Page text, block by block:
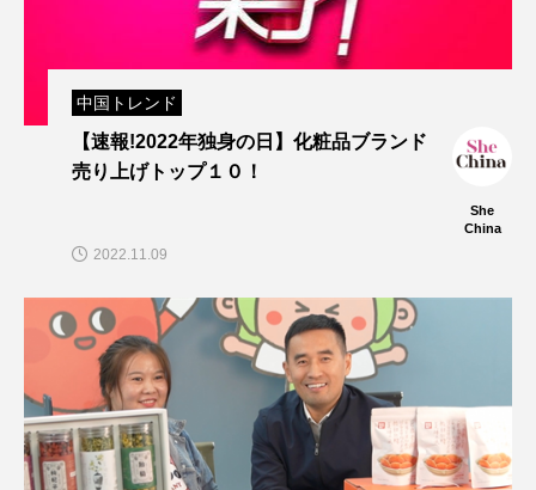
中国トレンド
【速報!2022年独身の日】化粧品ブランド
売り上げトップ１０！
She
China
2022.11.09